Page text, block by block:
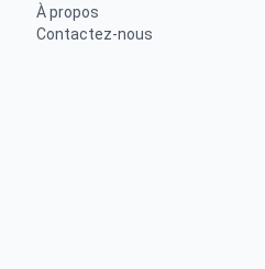
À propos
Contactez-nous